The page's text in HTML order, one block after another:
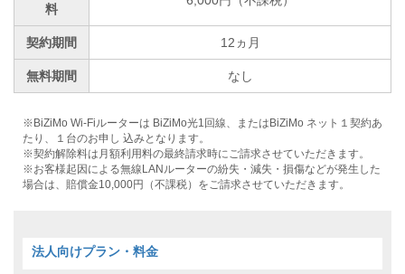
料
契約期間 12ヵ月
無料期間 なし
※BiZiMo Wi-Fiルーターは BiZiMo光1回線、またはBiZiMo ネット１契約あ
たり、１台のお申し 込みとなります。
※契約解除料は月額利用料の最終請求時にご請求させていただきます。
※お客様起因による無線LANルーターの紛失・減失・損傷などが発生した
場合は、賠償金10,000円（不課税）をご請求させていただきます。
法人向けプラン・料金